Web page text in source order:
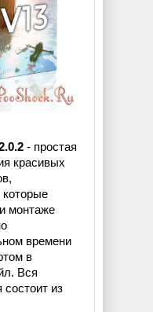
- простая
красивых
монтаже
времени
в
Вся
из